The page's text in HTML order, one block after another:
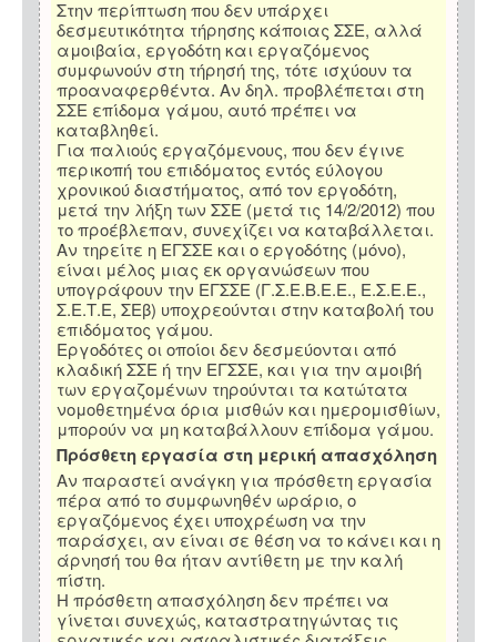
Στην περίπτωση που δεν υπάρχει
δεσμευτικότητα τήρησης κάποιας ΣΣΕ, αλλά
αμοιβαία, εργοδότη και εργαζόμενος
συμφωνούν στη τήρησή της, τότε ισχύουν τα
προαναφερθέντα. Αν δηλ. προβλέπεται στη
ΣΣΕ επίδομα γάμου, αυτό πρέπει να
καταβληθεί.
Για παλιούς εργαζόμενους, που δεν έγινε
περικοπή του επιδόματος εντός εύλογου
χρονικού διαστήματος, από τον εργοδότη,
μετά την λήξη των ΣΣΕ (μετά τις 14/2/2012) που
το προέβλεπαν, συνεχίζει να καταβάλλεται.
Αν τηρείτε η ΕΓΣΣΕ και ο εργοδότης (μόνο),
είναι μέλος μιας εκ οργανώσεων που
υπογράφουν την ΕΓΣΣΕ (Γ.Σ.Ε.Β.Ε.Ε., Ε.Σ.Ε.Ε.,
Σ.Ε.Τ.Ε, ΣΕβ) υποχρεούνται στην καταβολή του
επιδόματος γάμου.
Εργοδότες οι οποίοι δεν δεσμεύονται από
κλαδική ΣΣΕ ή την ΕΓΣΣΕ, και για την αμοιβή
των εργαζομένων τηρούνται τα κατώτατα
νομοθετημένα όρια μισθών και ημερομισθίων,
μπορούν να μη καταβάλλουν επίδομα γάμου.
Πρόσθετη εργασία στη μερική απασχόληση
Αν παραστεί ανάγκη για πρόσθετη εργασία
πέρα από το συμφωνηθέν ωράριο, ο
εργαζόμενος έχει υποχρέωση να την
παράσχει, αν είναι σε θέση να το κάνει και η
άρνησή του θα ήταν αντίθετη με την καλή
πίστη.
Η πρόσθετη απασχόληση δεν πρέπει να
γίνεται συνεχώς, καταστρατηγώντας τις